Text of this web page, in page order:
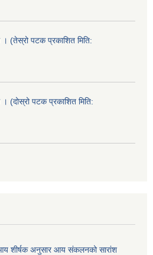
(तेस्रो पटक प्रकाशित मिति:
(दोस्रो पटक प्रकाशित मिति:
शीर्षक अनुसार आय संकलनको सारांश